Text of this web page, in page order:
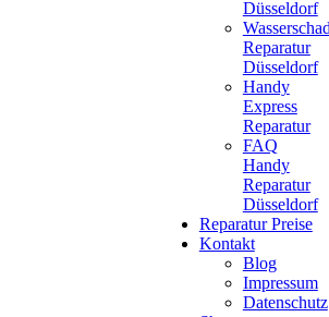
Düsseldorf
Reparatur
Düsseldorf
Handy
Express
Reparatur
FAQ
Handy
Reparatur
Düsseldorf
Reparatur Preise
Kontakt
Blog
Impressum
Datenschutz